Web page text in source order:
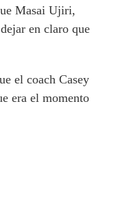
Masai Ujiri,
en claro que
el coach Casey
era el momento